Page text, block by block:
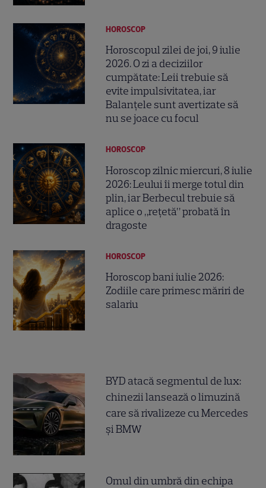
HOROSCOP
Horoscopul zilei de joi, 9 iulie
2026. O zi a deciziilor
cumpătate: Leii trebuie să
evite impulsivitatea, iar
Balanțele sunt avertizate să
nu se joace cu focul
HOROSCOP
Horoscop zilnic miercuri, 8 iulie
2026: Leului îi merge totul din
plin, iar Berbecul trebuie să
aplice o „rețetă” probată în
dragoste
HOROSCOP
Horoscop bani iulie 2026:
Zodiile care primesc măriri de
salariu
BYD atacă segmentul de lux:
chinezii lansează o limuzină
care să rivalizeze cu Mercedes
și BMW
Omul din umbră din echipa